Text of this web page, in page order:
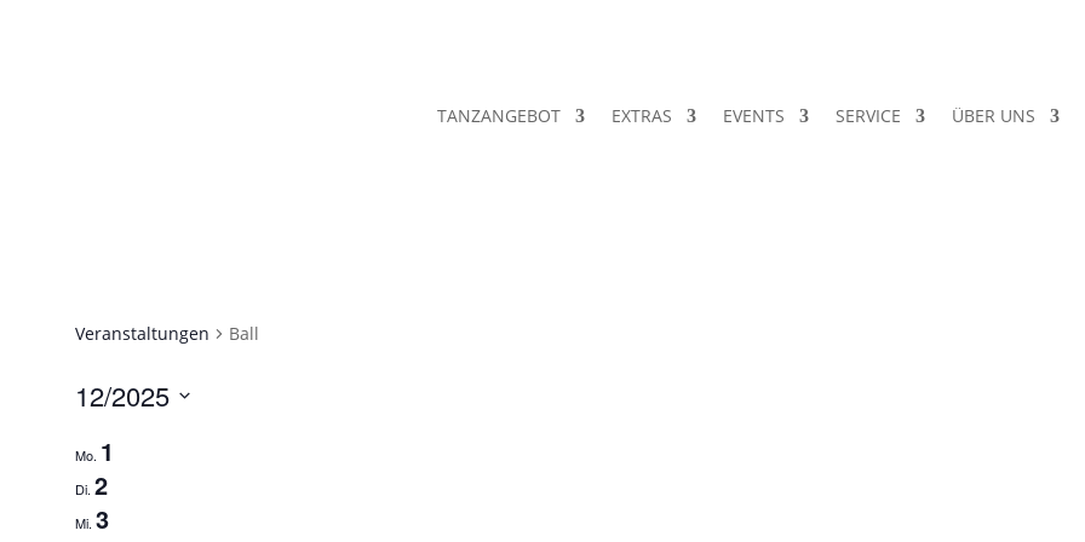
TANZANGEBOT EXTRAS EVENTS SERVICE ÜBER UNS
Veranstaltungen Ball
12/2025
date.
Mo. 1
Di. 2
Mi. 3